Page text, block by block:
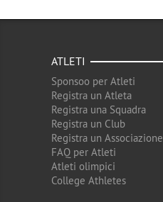
ATLETI
Sponsoo per Atleti
Registra un Atleta
Registra una Squadra
Registra un Club
Registra un Associazione
FAQ per Atleti
Atleti olimpici
College Athletes